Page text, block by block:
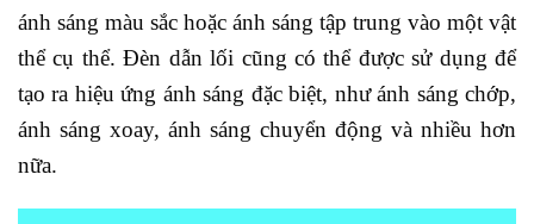
ánh sáng màu sắc hoặc ánh sáng tập trung vào một vật
thể cụ thể. Đèn dẫn lối cũng có thể được sử dụng để
tạo ra hiệu ứng ánh sáng đặc biệt, như ánh sáng chớp,
ánh sáng xoay, ánh sáng chuyển động và nhiều hơn
nữa.